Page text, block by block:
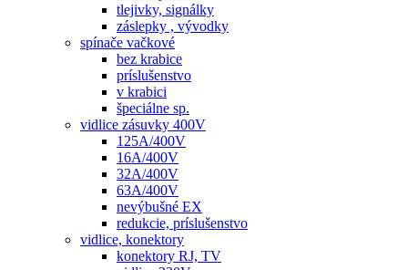
tlejivky, signálky
záslepky , vývodky
spínače vačkové
bez krabice
príslušenstvo
v krabici
špeciálne sp.
vidlice zásuvky 400V
125A/400V
16A/400V
32A/400V
63A/400V
nevýbušné EX
redukcie, príslušenstvo
vidlice, konektory
konektory RJ, TV